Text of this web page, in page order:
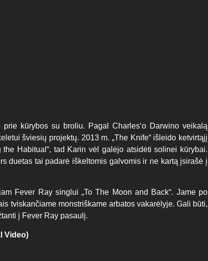
kūrybos su broliu. Pagal Charles‘o Darwino veikalą
šviesių projektų. 2013 m. „The Knife“ išleido ketvirtąjį
Habitual“, tad Karin vėl galėjo atsidėti solinei kūrybai.
duetas tai padarė iškeltomis galvomis ir ne kartą įsirašė į
Fever Ray singlui „To The Moon and Back“. Jame po
tviskančiame monstriškame arbatos vakarėlyje. Gali būti,
į Fever Ray pasaulį.
Video)